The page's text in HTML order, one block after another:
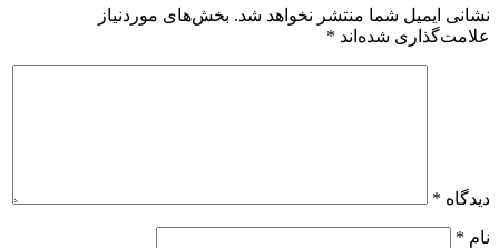
نشانی ایمیل شما منتشر نخواهد شد. بخش‌های موردنیاز
علامت‌گذاری شده‌اند *
دیدگاه *
نام *